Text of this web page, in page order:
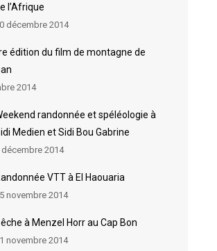
l’Afrique
décembre 2014
édition du film de montagne de
2014
randonnée et spéléologie à
Medien et Sidi Bou Gabrine
décembre 2014
VTT à El Haouaria
novembre 2014
à Menzel Horr au Cap Bon
novembre 2014